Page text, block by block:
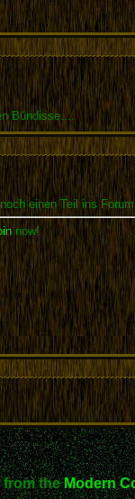
Bündisse....
einen Teil ins
now!
from theModern